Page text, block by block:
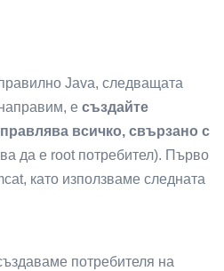
Java, следващата
е създайте
всичко, свързано с
да е root потребител). Първо
като използваме следната
потребителя на